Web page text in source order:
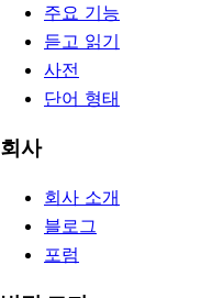
주요 기능
듣고 읽기
사전
단어 형태
회사
회사 소개
블로그
포럼